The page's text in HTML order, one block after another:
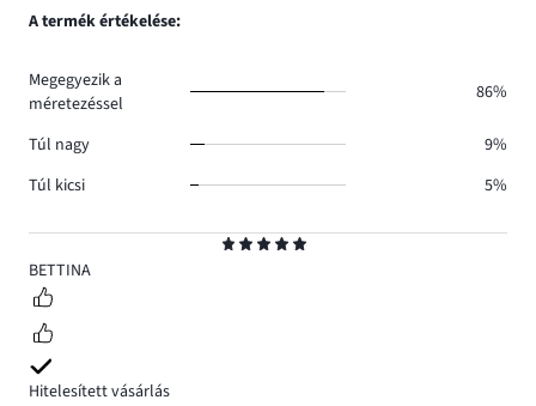
5
BETTINA
Hitelesített vásárlás
A termék értékelése:
Megegyezik a
méretezéssel
86%
Túl nagy
9%
Túl kicsi
5%